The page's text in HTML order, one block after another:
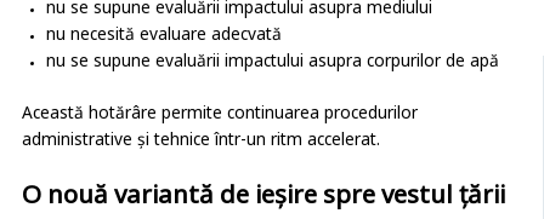
nu se supune evaluării impactului asupra mediului
nu necesită evaluare adecvată
nu se supune evaluării impactului asupra corpurilor de apă
Această hotărâre permite continuarea procedurilor
administrative și tehnice într-un ritm accelerat.
O nouă variantă de ieșire spre vestul țării